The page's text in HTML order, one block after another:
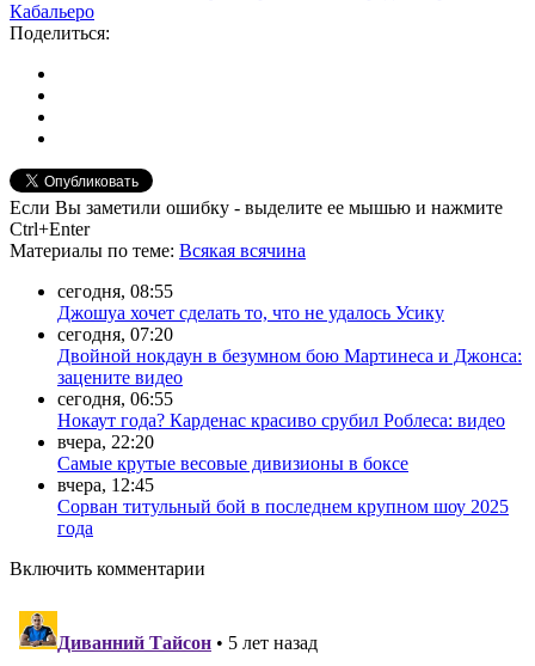
Кабальеро
Поделиться:
Если Вы заметили ошибку - выделите ее мышью и нажмите
Ctrl+Enter
Материалы по теме: Всякая всячина
сегодня, 08:55
Джошуа хочет сделать то, что не удалось Усику
сегодня, 07:20
Двойной нокдаун в безумном бою Мартинеса и Джонса:
зацените видео
сегодня, 06:55
Нокаут года? Карденас красиво срубил Роблеса: видео
вчера, 22:20
Самые крутые весовые дивизионы в боксе
вчера, 12:45
Сорван титульный бой в последнем крупном шоу 2025
года
Включить комментарии